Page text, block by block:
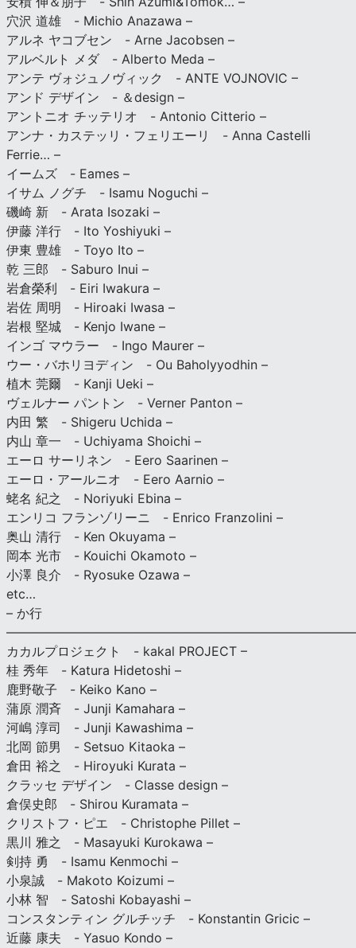
穴沢 道雄 - Michio Anazawa –
アルネ ヤコブセン - Arne Jacobsen –
アルベルト メダ - Alberto Meda –
アンテ ヴォジュノヴィック - ANTE VOJNOVIC –
アンド デザイン - ＆design –
アントニオ チッテリオ - Antonio Citterio –
アンナ・カステッリ・フェリエーリ - Anna Castelli
Ferrie… –
イームズ - Eames –
イサム ノグチ - Isamu Noguchi –
磯崎 新 - Arata Isozaki –
伊藤 洋行 - Ito Yoshiyuki –
伊東 豊雄 - Toyo Ito –
乾 三郎 - Saburo Inui –
岩倉榮利 - Eiri Iwakura –
岩佐 周明 - Hiroaki Iwasa –
岩根 堅城 - Kenjo Iwane –
インゴ マウラー - Ingo Maurer –
ウー・バホリヨディン - Ou Baholyyodhin –
植木 莞爾 - Kanji Ueki –
ヴェルナー パントン - Verner Panton –
内田 繁 - Shigeru Uchida –
内山 章一 - Uchiyama Shoichi –
エーロ サーリネン - Eero Saarinen –
エーロ・アールニオ - Eero Aarnio –
蛯名 紀之 - Noriyuki Ebina –
エンリコ フランゾリーニ - Enrico Franzolini –
奥山 清行 - Ken Okuyama –
岡本 光市 - Kouichi Okamoto –
小澤 良介 - Ryosuke Ozawa –
etc…
– か行
カカルプロジェクト - kakal PROJECT –
桂 秀年 - Katura Hidetoshi –
鹿野敬子 - Keiko Kano –
蒲原 潤斉 - Junji Kamahara –
河嶋 淳司 - Junji Kawashima –
北岡 節男 - Setsuo Kitaoka –
倉田 裕之 - Hiroyuki Kurata –
クラッセ デザイン - Classe design –
倉俣史郎 - Shirou Kuramata –
クリストフ・ピエ - Christophe Pillet –
黒川 雅之 - Masayuki Kurokawa –
剣持 勇 - Isamu Kenmochi –
小泉誠 - Makoto Koizumi –
小林 智 - Satoshi Kobayashi –
コンスタンティン グルチッチ - Konstantin Gricic –
近藤 康夫 - Yasuo Kondo –